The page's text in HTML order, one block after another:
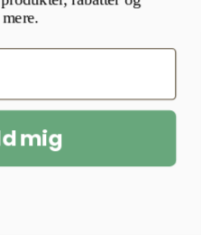
mig